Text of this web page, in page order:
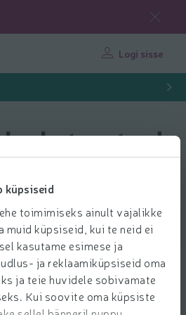
küpsiseid
toimimiseks ainult vajalikke
muid küpsiseid, kui te neid ei
kasutame esimese ja
ja reklaamiküpsiseid oma
ja teie huvidele sobivamate
Kui soovite oma küpsiste
Logi sisse
tooteid
Näita tooteid 20 Sorteeri
omas mahlas supikogu Minu
168g